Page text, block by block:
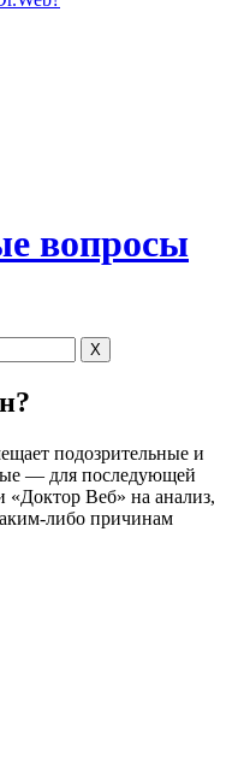
вопросы
X
подозрительные и
— для последующей
«Доктор Веб» на анализ,
либо причинам